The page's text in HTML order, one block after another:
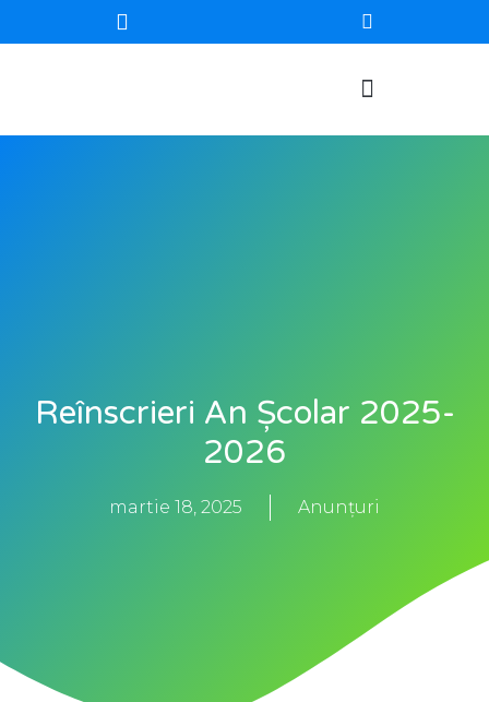
Reînscrieri An Școlar 2025-
2026
martie 18, 2025 Anunțuri